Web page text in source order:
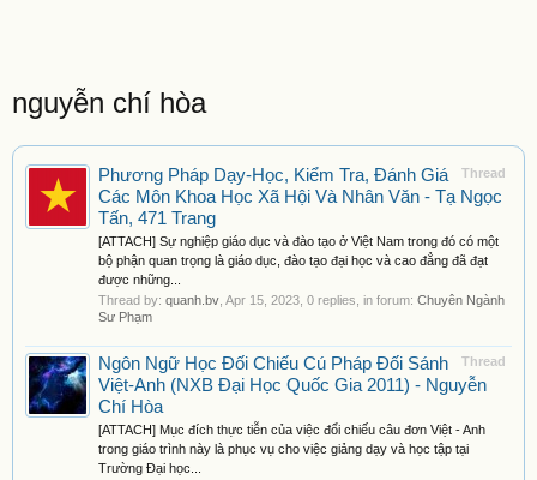
nguyễn chí hòa
Thread
Phương Pháp Dạy-Học, Kiểm Tra, Đánh Giá
Các Môn Khoa Học Xã Hội Và Nhân Văn - Tạ Ngọc
Tấn, 471 Trang
[ATTACH] Sự nghiệp giáo dục và đào tạo ở Việt Nam trong đó có một
bộ phận quan trọng là giáo dục, đào tạo đại học và cao đẳng đã đạt
được những...
Thread by: quanh.bv Apr 15, 2023 , 0 replies, in forum: Chuyên Ngành
Sư Phạm
Thread
Ngôn Ngữ Học Đối Chiếu Cú Pháp Đối Sánh
Việt-Anh (NXB Đại Học Quốc Gia 2011) - Nguyễn
Chí Hòa
[ATTACH] Mục đích thực tiễn của việc đổi chiếu câu đơn Việt - Anh
trong giáo trình này là phục vụ cho việc giảng dạy và học tập tại
Trường Đại học...